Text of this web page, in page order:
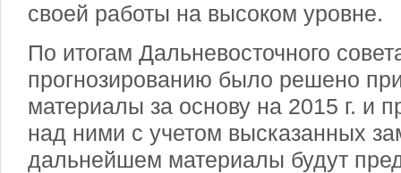
своей работы на высоком уровне.
По итогам Дальневосточного
прогнозированию было решено
материалы за основу на 2015 г. и
над ними с учетом высказанных
дальнейшем материалы будут